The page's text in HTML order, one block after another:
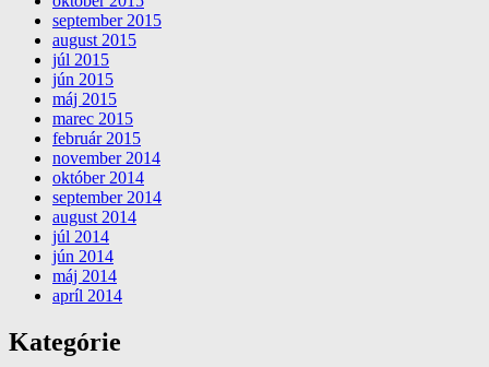
september 2015
august 2015
júl 2015
jún 2015
máj 2015
marec 2015
február 2015
november 2014
október 2014
september 2014
august 2014
júl 2014
jún 2014
máj 2014
apríl 2014
Kategórie